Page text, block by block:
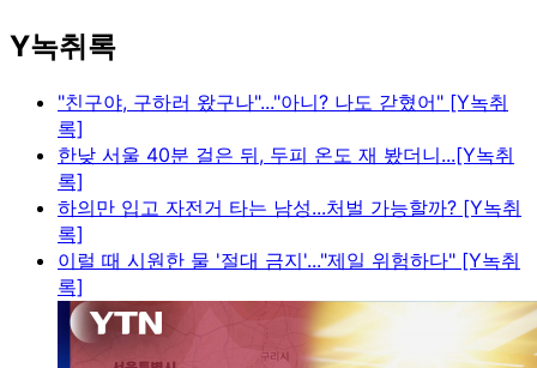
Y녹취록
"친구야, 구하러 왔구나"..."아니? 나도 갇혔어" [Y녹취
록]
한낮 서울 40분 걸은 뒤, 두피 온도 재 봤더니...[Y녹취
록]
하의만 입고 자전거 타는 남성...처벌 가능할까? [Y녹취
록]
이럴 때 시원한 물 '절대 금지'..."제일 위험하다" [Y녹취
록]